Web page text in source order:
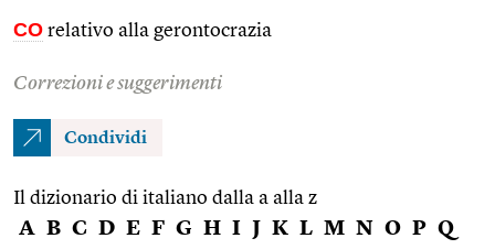
CO relativo alla gerontocrazia
Correzioni e suggerimenti
Condividi
Il dizionario di italiano dalla a alla z
A B C D E F G H I J K L M N O P Q